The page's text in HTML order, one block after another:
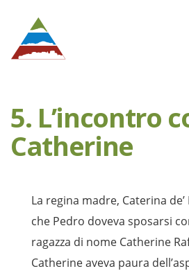
5. L’incontro
Catherine
La regina madre, Caterina
che Pedro doveva sposarsi
ragazza di nome Catherine
Catherine aveva paura